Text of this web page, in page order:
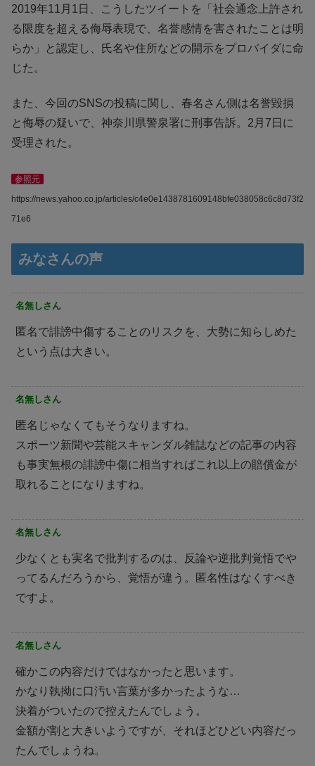
2019年11月1日、こうしたツイートを「社会通念上許され
る限度を超える侮辱表現で、名誉感情を害されたことは明
らか」と認定し、氏名や住所などの開示をプロバイダに命
じた。
また、今回のSNSの投稿に関し、春名さん側は名誉毀損
と侮辱の疑いで、神奈川県警泉署に刑事告訴。2月7日に
受理された。
参照元
https://news.yahoo.co.jp/articles/c4e0e1438781609148bfe038058c6c8d73f2
71e6
みなさんの声
名無しさん
匿名で誹謗中傷することのリスクを、大勢に知らしめた
という点は大きい。
名無しさん
匿名じゃなくてもそうなりますね。
スポーツ新聞や芸能スキャンダル雑誌などの記事の内容
も事実無根の誹謗中傷に相当すればこれ以上の賠償金が
取れることになりますね。
名無しさん
少なくとも実名で批判するのは、反論や逆批判覚悟でや
ってるんだろうから、覚悟が違う。匿名性はなくすべき
ですよ。
名無しさん
確かこの内容だけではなかったと思います。
かなり執拗に口汚い言葉が多かったような…
決着がついたので控えたんでしょう。
金額が割と大きいようですが、それほどひどい内容だっ
たんでしょうね。